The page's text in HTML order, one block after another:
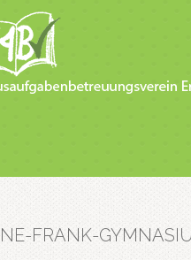
FRANK-